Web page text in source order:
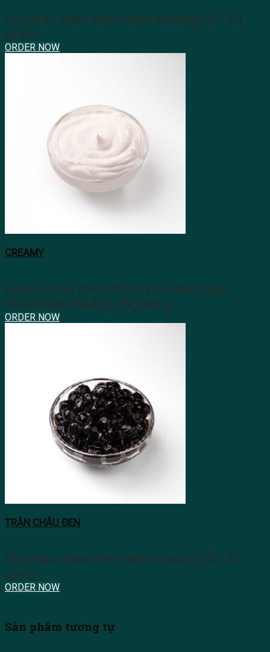
Hộp trân châu kèm thêm khoảng 55 - 60
gram
ORDER NOW
CREAMY
Kem của tụi minh thiên về vị béo ngọt
thanh nhẹ khoảng 45gram ạ
ORDER NOW
TRÂN CHÂU ĐEN
Hộp trân châu kèm thêm khoảng 55 - 60
gram
ORDER NOW
Sản phẩm tương tự